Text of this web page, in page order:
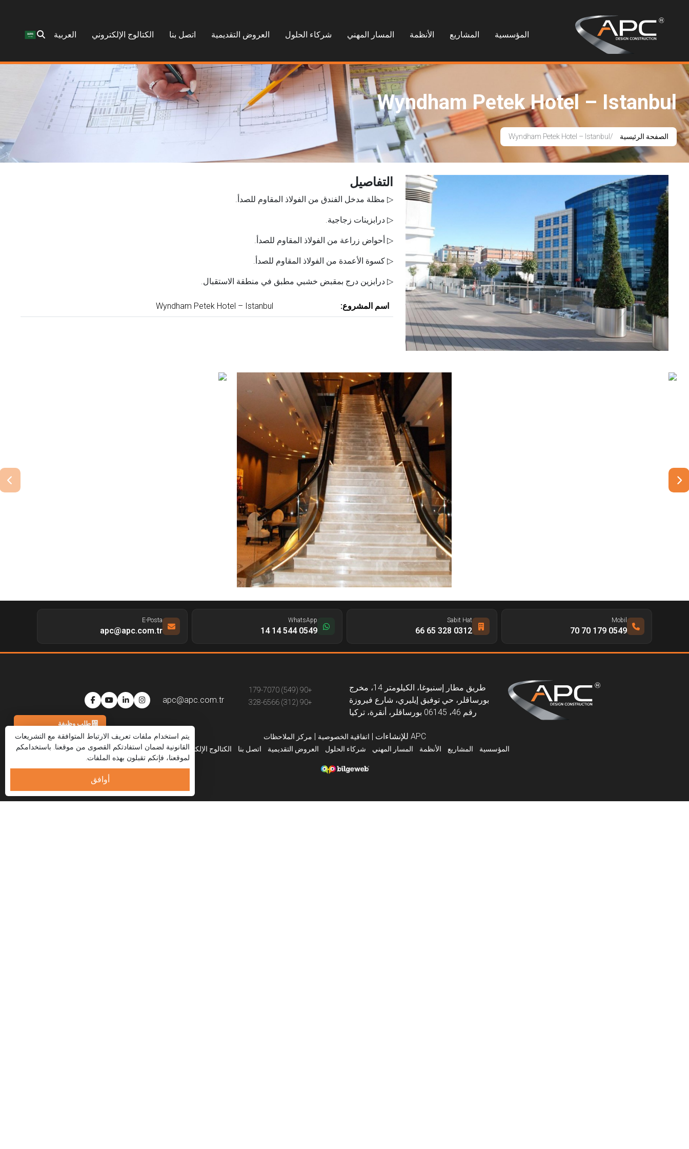
المؤسسية المشاريع الأنظمة المسار المهني شركاء الحلول العروض التقديمية اتصل بنا الكتالوج الإلكتروني العربية
Wyndham Petek Hotel – Istanbul
الصفحة الرئيسية Wyndham Petek Hotel – Istanbul
التفاصيل
▷ مظلة مدخل الفندق من الفولاذ المقاوم للصدأ.
▷ درابزينات زجاجية.
▷ أحواض زراعة من الفولاذ المقاوم للصدأ.
▷ كسوة الأعمدة من الفولاذ المقاوم للصدأ.
▷ درابزين درج بمقبض خشبي مطبق في منطقة الاستقبال.
اسم المشروع: Wyndham Petek Hotel – Istanbul
يتم استخدام ملفات تعريف الارتباط المتوافقة مع التشريعات
القانونية لضمان استفادتكم القصوى من موقعنا. باستخدامكم
لموقعنا، فإنكم تقبلون بهذه الملفات.
أوافق
Mobil
0549 179 70 70
Sabit Hat
0312 328 65 66
WhatsApp
0549 544 14 14
E-Posta
apc@apc.com.tr
طريق مطار إسنبوغا، الكيلومتر 14، مخرج
بورساقلر، حي توفيق إيليري، شارع فيروزة
رقم 46، 06145 بورساقلر، أنقرة، تركيا
+90 (549) 179-7070
+90 (312) 328-6566
apc@apc.com.tr
APC للإنشاءات | اتفاقية الخصوصية | مركز الملاحظات
المؤسسية
المشاريع الأنظمة المسار المهني شركاء الحلول العروض التقديمية اتصل بنا الكتالوج الإلكتروني العربية
طلب وظيفة
واتساب